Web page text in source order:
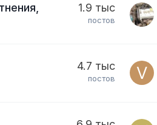
1.9 тыс
постов
4.7 тыс
постов